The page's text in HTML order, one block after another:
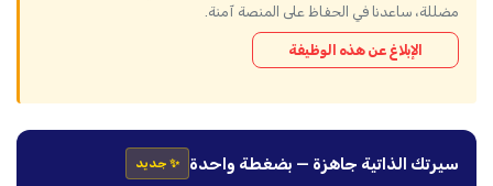
مضللة، ساعدنا في الحفاظ على المنصة آمنة.
الإبلاغ عن هذه الوظيفة
سيرتك الذاتية جاهزة — بضغطة واحدة ✨ جديد